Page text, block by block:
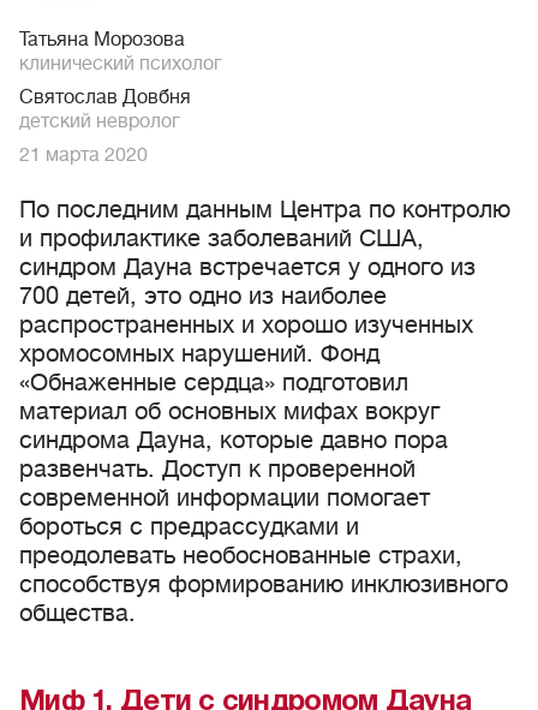
Татьяна Морозова
клинический психолог
Святослав Довбня
детский невролог
21 марта 2020
По последним данным Центра по контролю
и профилактике заболеваний США,
синдром Дауна встречается у одного из
700 детей, это одно из наиболее
распространенных и хорошо изученных
хромосомных нарушений. Фонд
«Обнаженные сердца» подготовил
материал об основных мифах вокруг
синдрома Дауна, которые давно пора
развенчать. Доступ к проверенной
современной информации помогает
бороться с предрассудками и
преодолевать необоснованные страхи,
способствуя формированию инклюзивного
общества.
Миф 1. Дети с синдромом Дауна